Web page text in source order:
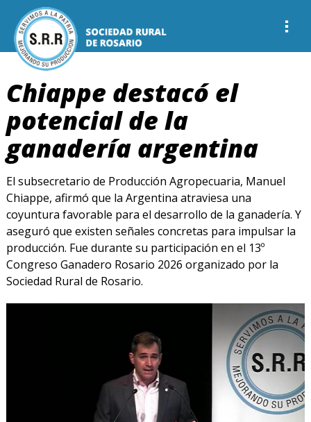
Chiappe destacó el
potencial de la
ganadería argentina
El subsecretario de Producción Agropecuaria, Manuel
Chiappe, afirmó que la Argentina atraviesa una
coyuntura favorable para el desarrollo de la ganadería. Y
aseguró que existen señales concretas para impulsar la
producción. Fue durante su participación en el 13º
Congreso Ganadero Rosario 2026 organizado por la
Sociedad Rural de Rosario.